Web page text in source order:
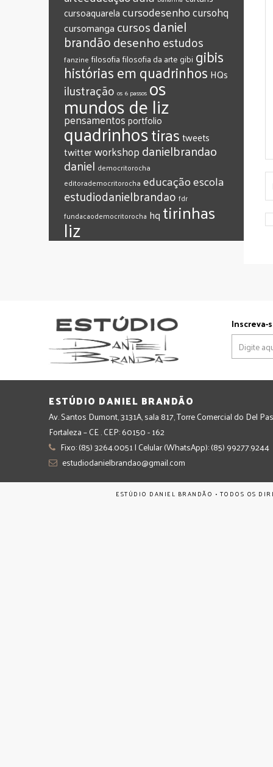
cursoaquarelacursodesenhocursohq
cursomanga cursosdaniel
brandãodesenhoestudos
fanzine filosofia filosofia da arte gibi gibis
histórias em quadrinhos HQs
ilustração os 6 passos os
mundos de liz
pensamentosportfolio
quadrinhostirastweets
twitterworkshop‎danielbrandao‬
‎daniel‬ ‎democritorocha
‎editorademocritorocha ‎educação‎escola
‎estudiodanielbrandao ‎fdr
‎fundacaodemocritorocha ‎hq ‎tirinhas
‪‎liz
Inscreva-
ESTÚDIO DANIEL BRANDÃO
Av. Santos Dumont, 3131A, sala 817, Torre Comercial do Del
Fortaleza – CE . CEP: 60150 - 162
Fixo: (85) 3264.0051 | Celular (WhatsApp): (85) 99277.9244
estudiodanielbrandao@gmail.com
ESTÚDIO DANIEL BRANDÃO • TODOS OS